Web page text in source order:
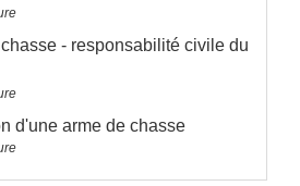
- responsabilité civile du
d'une arme de chasse